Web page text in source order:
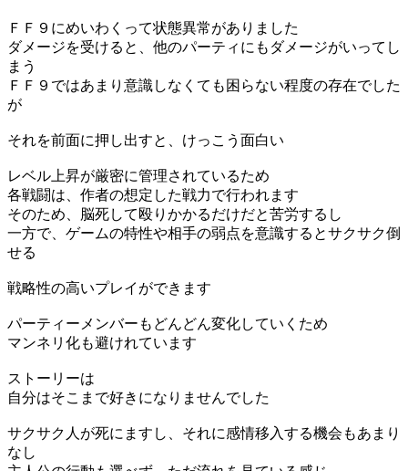
ＦＦ９にめいわくって状態異常がありました
ダメージを受けると、他のパーティにもダメージがいってし
まう
ＦＦ９ではあまり意識しなくても困らない程度の存在でした
が
それを前面に押し出すと、けっこう面白い
レベル上昇が厳密に管理されているため
各戦闘は、作者の想定した戦力で行われます
そのため、脳死して殴りかかるだけだと苦労するし
一方で、ゲームの特性や相手の弱点を意識するとサクサク倒
せる
戦略性の高いプレイができます
パーティーメンバーもどんどん変化していくため
マンネリ化も避けれています
ストーリーは
自分はそこまで好きになりませんでした
サクサク人が死にますし、それに感情移入する機会もあまり
なし